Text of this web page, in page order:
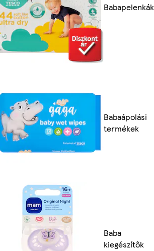
Babapelenkák
Babaápolási
termékek
Baba
kiegészítők